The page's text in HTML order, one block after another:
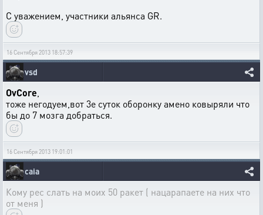
С уважением, участники альянса GR.
16 Сентября 2013 18:57:39
vsd
OvCore
тоже негодуем,вот 3е суток оборонку амено ковыряли что
бы до 7 мозга добраться.
16 Сентября 2013 19:01:01
caia
Кому рес слать на моих 50 ракет ( нацарапаете на них что
от меня )